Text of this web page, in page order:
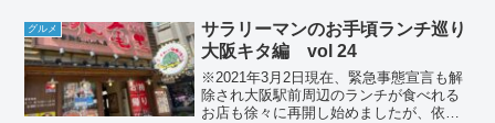
グルメ
サラリーマンのお手頃ランチ巡り
大阪キタ編 vol 24
※2021年3月2日現在、緊急事態宣言も解
除され大阪駅前周辺のランチが食べれる
お店も徐々に再開し始めましたが、依然